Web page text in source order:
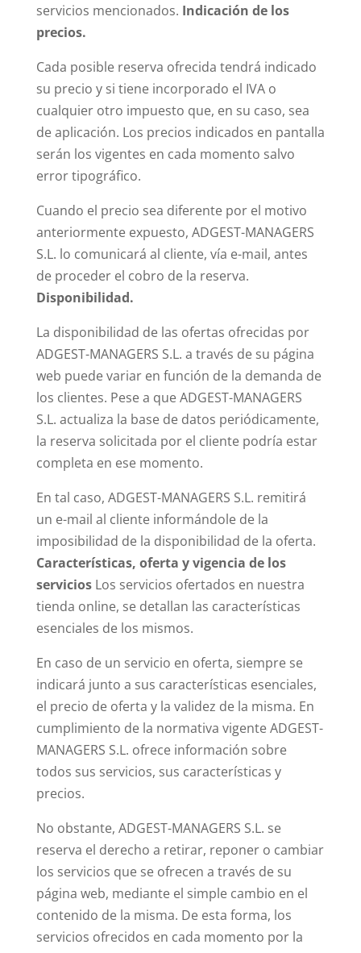
servicios mencionados. Indicación de los
precios.
Cada posible reserva ofrecida tendrá indicado
su precio y si tiene incorporado el IVA o
cualquier otro impuesto que, en su caso, sea
de aplicación. Los precios indicados en pantalla
serán los vigentes en cada momento salvo
error tipográfico.
Cuando el precio sea diferente por el motivo
anteriormente expuesto, ADGEST-MANAGERS
S.L. lo comunicará al cliente, vía e-mail, antes
de proceder el cobro de la reserva.
Disponibilidad.
La disponibilidad de las ofertas ofrecidas por
ADGEST-MANAGERS S.L. a través de su página
web puede variar en función de la demanda de
los clientes. Pese a que ADGEST-MANAGERS
S.L. actualiza la base de datos periódicamente,
la reserva solicitada por el cliente podría estar
completa en ese momento.
En tal caso, ADGEST-MANAGERS S.L. remitirá
un e-mail al cliente informándole de la
imposibilidad de la disponibilidad de la oferta.
Características, oferta y vigencia de los
serviciosLos servicios ofertados en nuestra
tienda online, se detallan las características
esenciales de los mismos.
En caso de un servicio en oferta, siempre se
indicará junto a sus características esenciales,
el precio de oferta y la validez de la misma. En
cumplimiento de la normativa vigente ADGEST-
MANAGERS S.L. ofrece información sobre
todos sus servicios, sus características y
precios.
No obstante, ADGEST-MANAGERS S.L. se
reserva el derecho a retirar, reponer o cambiar
los servicios que se ofrecen a través de su
página web, mediante el simple cambio en el
contenido de la misma. De esta forma, los
servicios ofrecidos en cada momento por la